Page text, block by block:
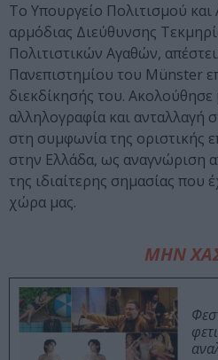
Το Υπουργείο Πολιτισμού και
αρμόδιας Διεύθυνσης
Πολιτιστικών Αγαθών,
Πανεπιστημίου του Münster
διεκδίκησής του.
αλληλογραφία και ανταλλαγή
στη συμφωνία της οριστικής
στην Ελλάδα, ως αναγνώριση
της ιδιαίτερης σημασίας που
χώρα μας.
ΜΗΝ